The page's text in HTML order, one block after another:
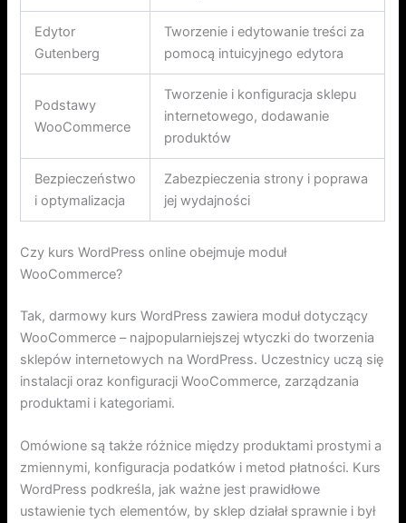
Edytor
Gutenberg
Tworzenie i edytowanie treści za
pomocą intuicyjnego edytora
Podstawy
WooCommerce
Tworzenie i konfiguracja sklepu
internetowego, dodawanie
produktów
Bezpieczeństwo
i optymalizacja
Zabezpieczenia strony i poprawa
jej wydajności
Czy kurs WordPress online obejmuje moduł
WooCommerce?
Tak, darmowy kurs WordPress zawiera moduł dotyczący
WooCommerce – najpopularniejszej wtyczki do tworzenia
sklepów internetowych na WordPress. Uczestnicy uczą się
instalacji oraz konfiguracji WooCommerce, zarządzania
produktami i kategoriami.
Omówione są także różnice między produktami prostymi a
zmiennymi, konfiguracja podatków i metod płatności. Kurs
WordPress podkreśla, jak ważne jest prawidłowe
ustawienie tych elementów, by sklep działał sprawnie i był